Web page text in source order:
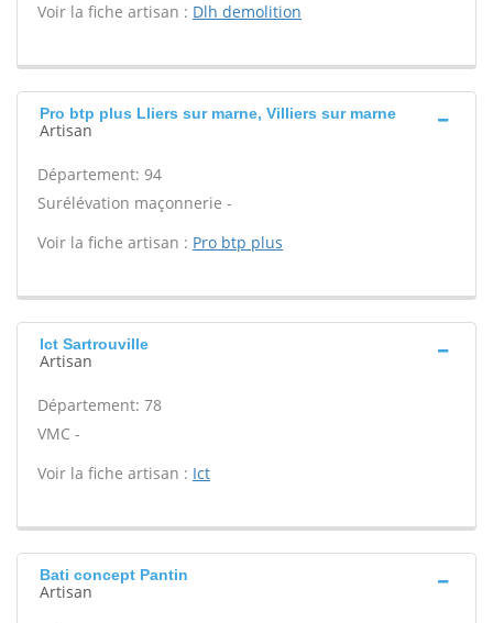
Voir la fiche artisan : Dlh demolition
Pro btp plus Lliers sur marne, Villiers sur marne
Artisan
Département: 94
Surélévation maçonnerie -
Voir la fiche artisan : Pro btp plus
Ict Sartrouville
Artisan
Département: 78
VMC -
Voir la fiche artisan : Ict
Bati concept Pantin
Artisan